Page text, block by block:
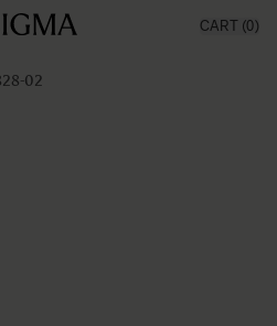
CART (0)
02